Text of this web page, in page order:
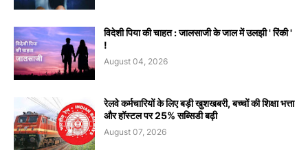
विदेशी पिया की चाहत : जालसाजी के जाल में उलझी ' रिंकी '
!
August 04, 2026
रेलवे कर्मचारियों के लिए बड़ी खुशखबरी, बच्चों की शिक्षा भत्ता
और हॉस्टल पर 25% सब्सिडी बढ़ी
August 07, 2026